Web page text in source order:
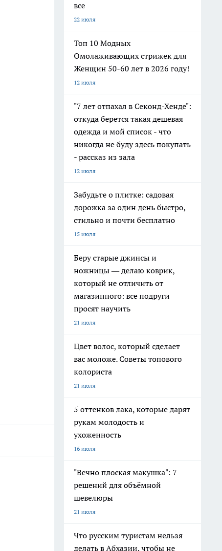
все
22 июля
Топ 10 Модных
Омолаживающих стрижек для
Женщин 50-60 лет в 2026 году!
12 июля
"7 лет отпахал в Секонд-Хенде":
откуда берется такая дешевая
одежда и мой список - что
никогда не буду здесь покупать
- рассказ из зала
12 июля
Забудьте о плитке: садовая
дорожка за один день быстро,
стильно и почти бесплатно
15 июля
Беру старые джинсы и
ножницы — делаю коврик,
который не отличить от
магазинного: все подруги
просят научить
21 июля
Цвет волос, который сделает
вас моложе. Советы топового
колориста
21 июля
5 оттенков лака, которые дарят
рукам молодость и
ухоженность
16 июля
"Вечно плоская макушка": 7
решений для объёмной
шевелюры
21 июля
Что русским туристам нельзя
делать в Абхазии, чтобы не